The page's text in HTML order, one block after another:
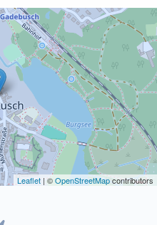
Leaflet | ©OpenStreetMapcontributors